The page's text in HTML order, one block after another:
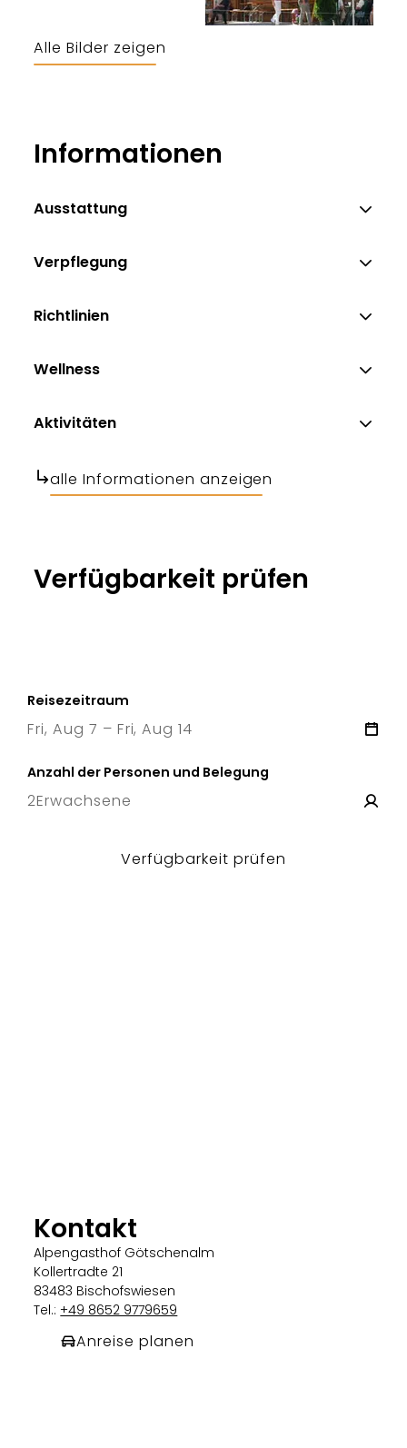
Alle Bilder zeigen
Informationen
Ausstattung
Verpflegung
Richtlinien
Wellness
Aktivitäten
alle Informationen anzeigen
Verfügbarkeit prüfen
Reisezeitraum
Fri, Aug 7 – Fri, Aug 14
Anzahl der Personen und Belegung
2Erwachsene
Verfügbarkeit prüfen
Kontakt
Alpengasthof Götschenalm
Kollertradte 21
83483 Bischofswiesen
Tel.:+49 8652 9779659
Anreise planen